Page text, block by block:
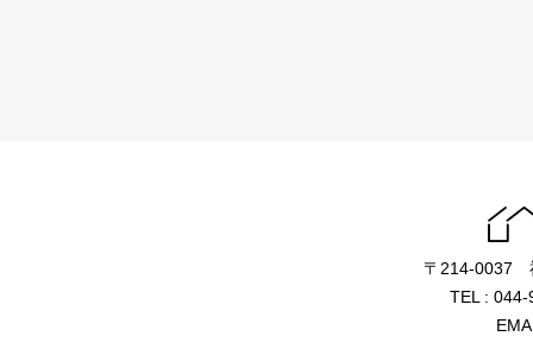
〒214-0037
TEL :